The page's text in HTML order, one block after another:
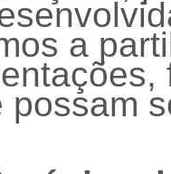
a
possam